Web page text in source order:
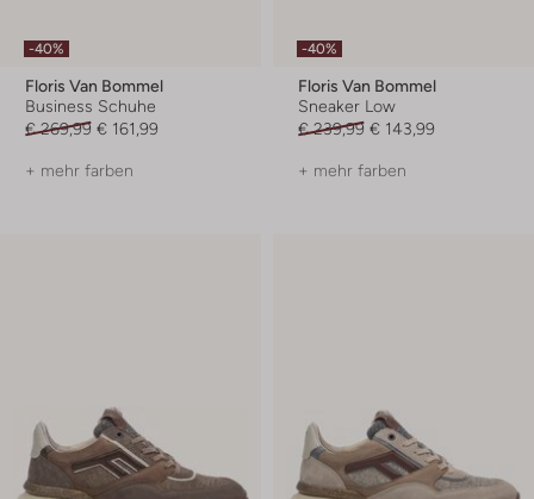
-40%
Floris Van Bommel
Business Schuhe
€ 269,99 € 161,99
+ mehr farben
-40%
Floris Van Bommel
Sneaker Low
€ 239,99 € 143,99
+ mehr farben